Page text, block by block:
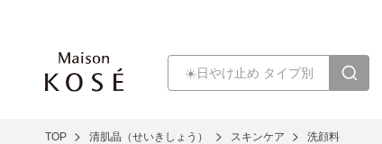
TOP 清肌晶（せいきしょう） スキンケア 洗顔料